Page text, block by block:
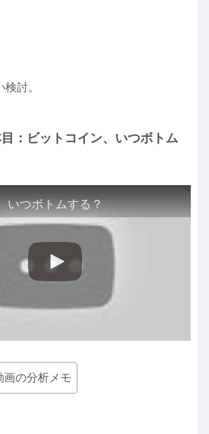
討。
：ビットコイン、いつボトム
いつボトムする？
画の分析メモ